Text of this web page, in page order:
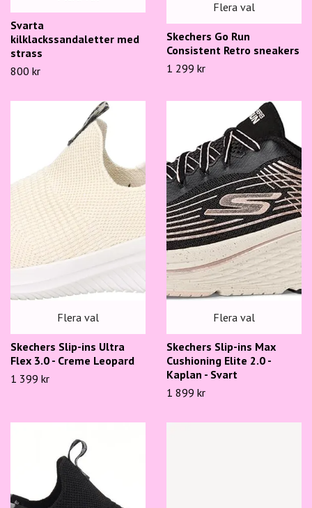
Svarta
kilklackssandaletter med
strass
800 kr
Flera val
Skechers Go Run
Consistent Retro sneakers
1 299 kr
Flera val
Skechers Slip-ins Ultra
Flex 3.0 - Creme Leopard
1 399 kr
Flera val
Skechers Slip-ins Max
Cushioning Elite 2.0 -
Kaplan - Svart
1 899 kr